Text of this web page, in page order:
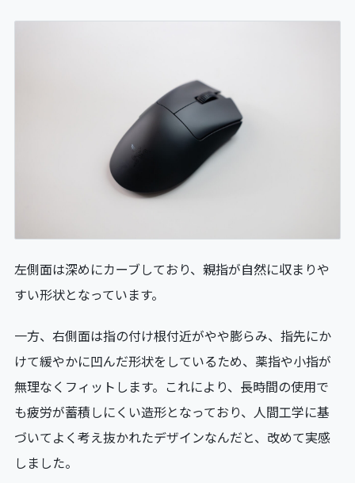
左側面は深めにカーブしており、親指が自然に収まりや
すい形状となっています。
一方、右側面は指の付け根付近がやや膨らみ、指先にか
けて緩やかに凹んだ形状をしているため、薬指や小指が
無理なくフィットします。これにより、長時間の使用で
も疲労が蓄積しにくい造形となっており、人間工学に基
づいてよく考え抜かれたデザインなんだと、改めて実感
しました。